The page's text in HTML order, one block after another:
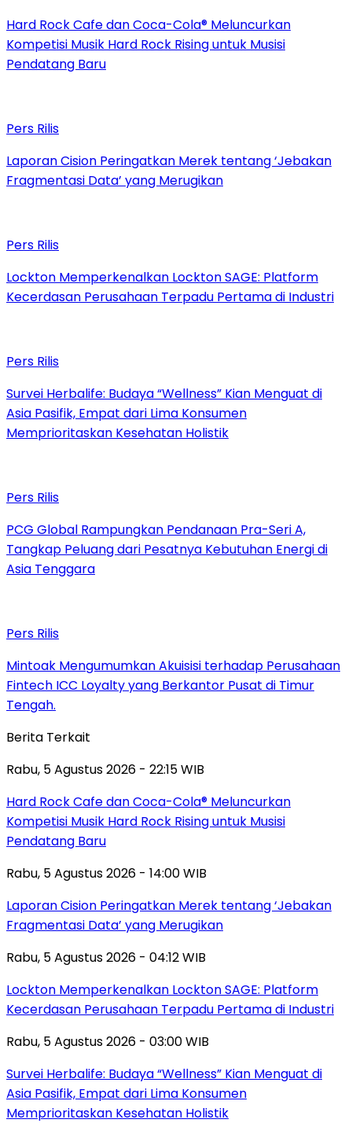
Hard Rock Cafe dan Coca-Cola® Meluncurkan
Kompetisi Musik Hard Rock Rising untuk Musisi
Pendatang Baru
Pers Rilis
Laporan Cision Peringatkan Merek tentang ‘Jebakan
Fragmentasi Data’ yang Merugikan
Pers Rilis
Lockton Memperkenalkan Lockton SAGE: Platform
Kecerdasan Perusahaan Terpadu Pertama di Industri
Pers Rilis
Survei Herbalife: Budaya “Wellness” Kian Menguat di
Asia Pasifik, Empat dari Lima Konsumen
Memprioritaskan Kesehatan Holistik
Pers Rilis
PCG Global Rampungkan Pendanaan Pra-Seri A,
Tangkap Peluang dari Pesatnya Kebutuhan Energi di
Asia Tenggara
Pers Rilis
Mintoak Mengumumkan Akuisisi terhadap Perusahaan
Fintech ICC Loyalty yang Berkantor Pusat di Timur
Tengah.
Berita Terkait
Rabu, 5 Agustus 2026 - 22:15 WIB
Hard Rock Cafe dan Coca-Cola® Meluncurkan
Kompetisi Musik Hard Rock Rising untuk Musisi
Pendatang Baru
Rabu, 5 Agustus 2026 - 14:00 WIB
Laporan Cision Peringatkan Merek tentang ‘Jebakan
Fragmentasi Data’ yang Merugikan
Rabu, 5 Agustus 2026 - 04:12 WIB
Lockton Memperkenalkan Lockton SAGE: Platform
Kecerdasan Perusahaan Terpadu Pertama di Industri
Rabu, 5 Agustus 2026 - 03:00 WIB
Survei Herbalife: Budaya “Wellness” Kian Menguat di
Asia Pasifik, Empat dari Lima Konsumen
Memprioritaskan Kesehatan Holistik